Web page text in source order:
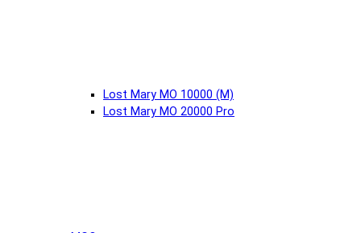
Lost Mary MO 10000 (М)
Lost Mary MO 20000 Pro